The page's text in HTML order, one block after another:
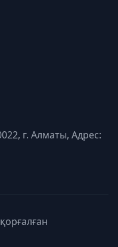
г. Алматы, Адрес: